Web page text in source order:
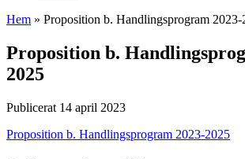
Hem » Proposition b. Handlingsprogram 2023-
Proposition b.
2025
Publicerat 14 april 2023
Proposition b. Handlingsprogram 2023-2025